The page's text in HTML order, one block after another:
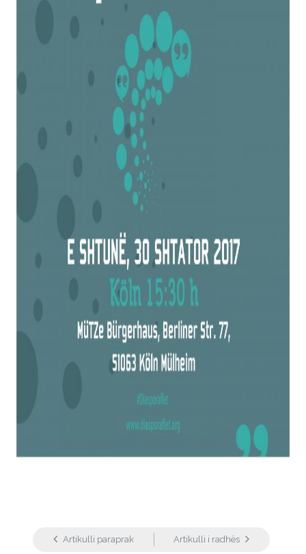
Artikulli paraprak Artikulli i radhës